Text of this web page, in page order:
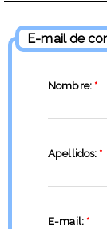
E-mail de
Nombre: *
Apellidos: *
E-mail: *